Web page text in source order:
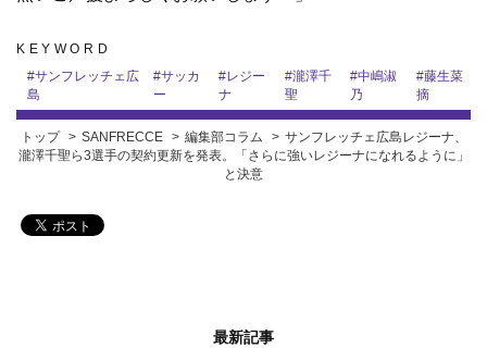
KEYWORD
#サンフレッチェ広
島
#サッカ
ー
#レジー
ナ
#瀧澤千
聖
#中嶋淑
乃
#藤生菜
摘
トップ SANFRECCE 編集部コラム
サンフレッチェ広島レジーナ、
瀧澤千聖ら3選手の契約更新を発表。「さらに強いレジーナになれるように」
と決意
最新記事